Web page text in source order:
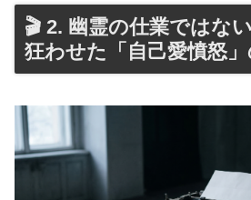
🎬 2. 幽霊の仕業ではな
狂わせた「自己愛憤怒